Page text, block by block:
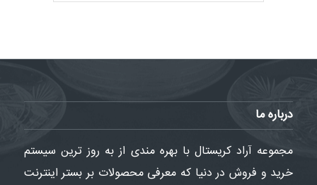
درباره ما
مجموعه آراد کریستال با بهره مندی از به روز ترین سیستم
خرید و فروش در دنیا که معرفی محصولات بر بستر اینترنت